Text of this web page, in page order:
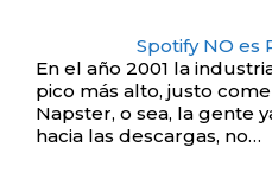
Spotify NO es
En el año 2001 la
pico más alto, justo
Napster, o sea, la gente
hacia las descargas, no…